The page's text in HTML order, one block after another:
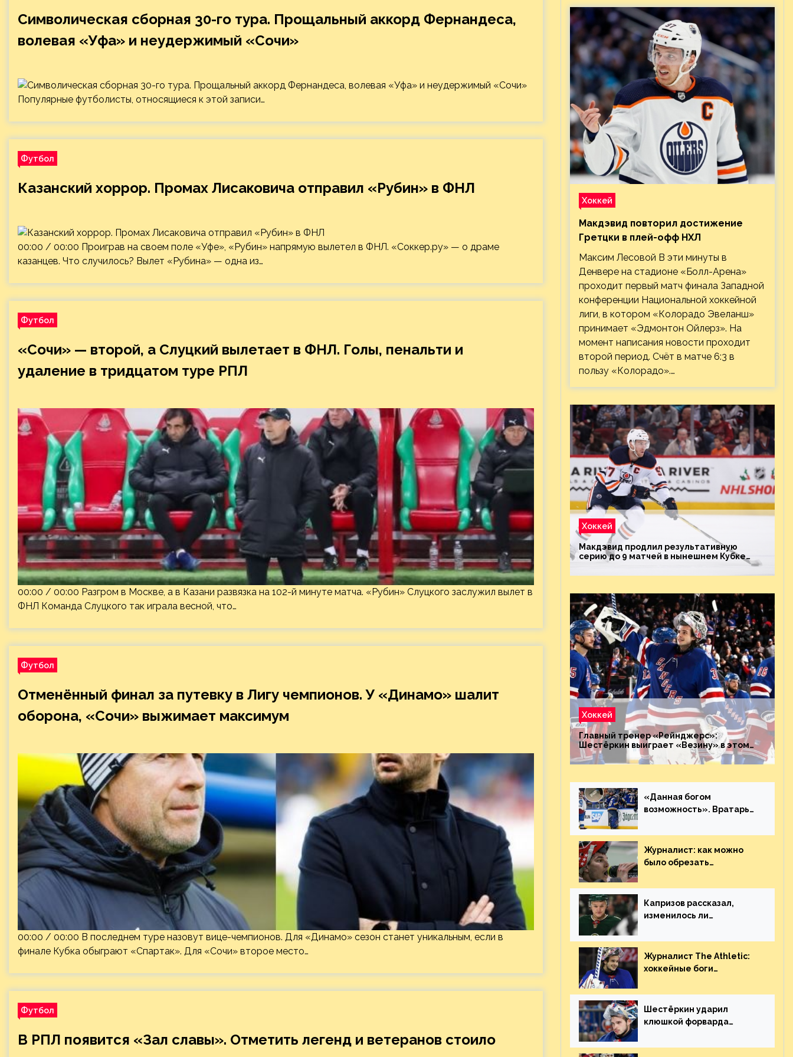
Символическая сборная 30-го тура. Прощальный аккорд Фернандеса,
волевая «Уфа» и неудержимый «Сочи»
Популярные футболисты, относящиеся к этой записи…
Футбол
Казанский хоррор. Промах Лисаковича отправил «Рубин» в ФНЛ
00:00 / 00:00 Проиграв на своем поле «Уфе», «Рубин» напрямую вылетел в ФНЛ. «Соккер.ру» — о драме
казанцев. Что случилось? Вылет «Рубина» — одна из…
Футбол
«Сочи» — второй, а Слуцкий вылетает в ФНЛ. Голы, пенальти и
удаление в тридцатом туре РПЛ
00:00 / 00:00 Разгром в Москве, а в Казани развязка на 102-й минуте матча. «Рубин» Слуцкого заслужил вылет в
ФНЛ Команда Слуцкого так играла весной, что…
Футбол
Отменённый финал за путевку в Лигу чемпионов. У «Динамо» шалит
оборона, «Сочи» выжимает максимум
00:00 / 00:00 В последнем туре назовут вице-чемпионов. Для «Динамо» сезон станет уникальным, если в
финале Кубка обыграют «Спартак». Для «Сочи» второе место…
Футбол
В РПЛ появится «Зал славы». Отметить легенд и ветеранов стоило
Хоккей
Макдэвид повторил достижение
Гретцки в плей-офф НХЛ
Максим Лесовой В эти минуты в
Денвере на стадионе «Болл-Арена»
проходит первый матч финала Западной
конференции Национальной хоккейной
лиги, в котором «Колорадо Эвеланш»
принимает «Эдмонтон Ойлерз». На
момент написания новости проходит
второй период. Счёт в матче 6:3 в
пользу «Колорадо».…
Хоккей
Макдэвид продлил результативную
серию до 9 матчей в нынешнем Кубке
Хоккей
Главный тренер «Рейнджерс»:
Шестёркин выиграет «Везину» в этом
году. Он невероятен
«Данная богом
возможность». Вратарь
о броске бутылкой в
Кадри
Журналист: как можно
было обрезать
Деанджело? Плохая
работа, ESPN
Капризов рассказал,
изменилось ли
из-за ситуации на
Украине
Журналист The Athletic:
хоккейные боги
стабильно великолепную
игру
Шестёркин ударил
клюшкой форварда
игравшего на пятаке.